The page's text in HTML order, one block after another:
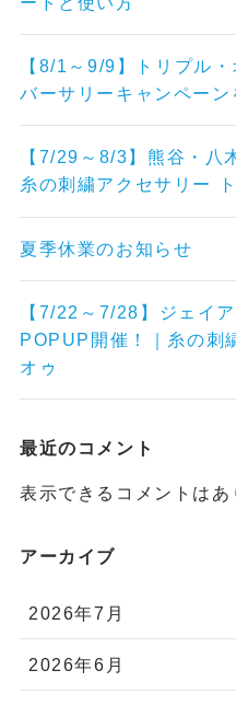
【8/1～9/9】トリプル
バーサリーキャンペーン
【7/29～8/3】熊谷・八
糸の刺繍アクセサリー
夏季休業のお知らせ
【7/22～7/28】ジェイ
POPUP開催！｜糸の刺
オゥ
最近のコメント
表示できるコメントはあ
アーカイブ
2026年7月
2026年6月